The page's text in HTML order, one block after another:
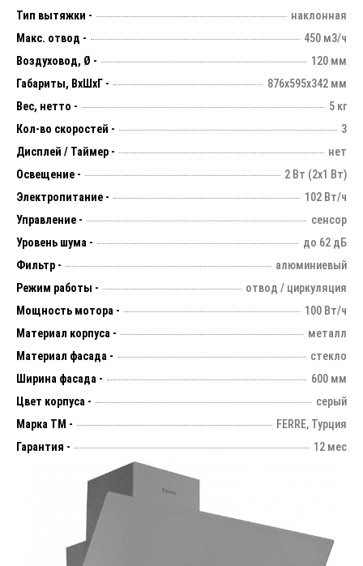
Тип вытяжки -
наклонная
Макс. отвод -
450 м3/ч
Воздуховод, Ø -
120 мм
Габариты, ВхШхГ -
876х595х342 мм
Вес, нетто -
5 кг
Кол-во скоростей -
3
Дисплей / Таймер -
нет
Освещение -
2 Вт (2х1 Вт)
Электропитание -
102 Вт/ч
Управление -
сенсор
Уровень шума -
до 62 дБ
Фильтр -
алюминиевый
Режим работы -
отвод / циркуляция
Мощность мотора -
100 Вт/ч
Материал корпуса -
металл
Материал фасада -
стекло
Ширина фасада -
600 мм
Цвет корпуса -
серый
Марка ТМ -
FERRE, Турция
Гарантия -
12 мес